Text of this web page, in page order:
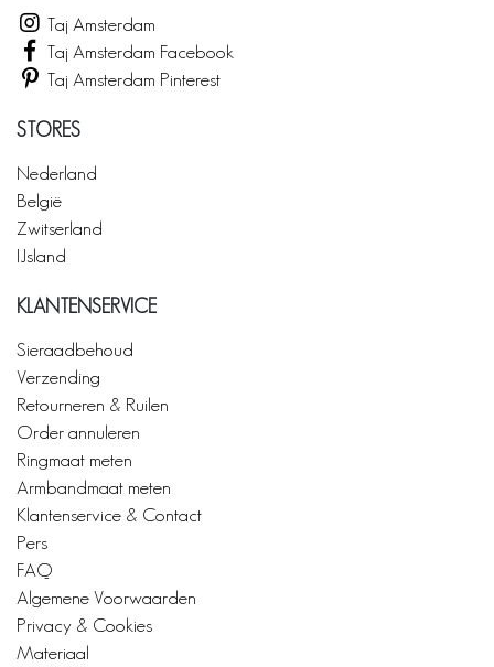
Taj Amsterdam
Taj Amsterdam Facebook
Taj Amsterdam Pinterest
STORES
Nederland
België
Zwitserland
IJsland
KLANTENSERVICE
Sieraadbehoud
Verzending
Retourneren & Ruilen
Order annuleren
Ringmaat meten
Armbandmaat meten
Klantenservice & Contact
Pers
FAQ
Algemene Voorwaarden
Privacy & Cookies
Materiaal